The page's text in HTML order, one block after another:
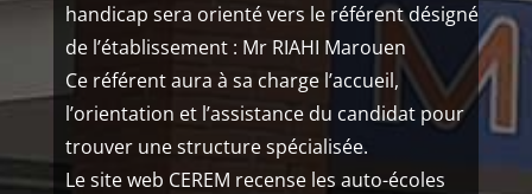
handicap sera orienté vers le référent désigné
de l’établissement : Mr RIAHI Marouen
Ce référent aura à sa charge l’accueil,
l’orientation et l’assistance du candidat pour
trouver une structure spécialisée.
Le site web CEREM recense les auto-écoles